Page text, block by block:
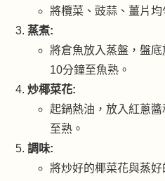
將欖菜、豉蒜、薑片均
蒸煮:
將倉魚放入蒸盤，盤
10分鐘至魚熟。
炒椰菜花:
起鍋熱油，放入紅蔥
至熟。
調味:
將炒好的椰菜花與蒸